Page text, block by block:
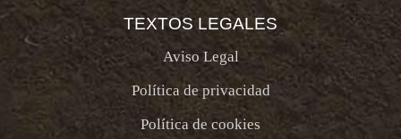
TEXTOS LEGALES
Aviso Legal
Política de privacidad
Política de cookies